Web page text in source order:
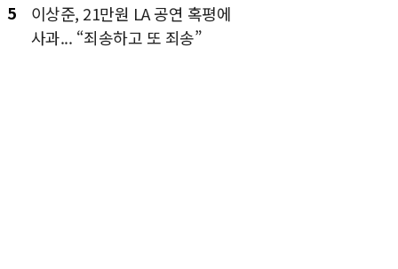
5
이상준, 21만원 LA 공연 혹평에
사과... “죄송하고 또 죄송”